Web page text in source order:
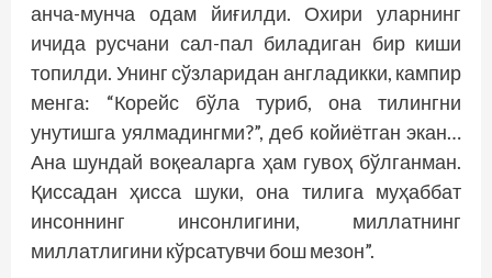
анча-мунча одам йиғилди. Охири уларнинг
ичида русчани сал-пал биладиган бир киши
топилди. Унинг сўзларидан анг­ладикки, кампир
менга: “Корейс бўла туриб, она тилингни
унутишга уялмадингми?”, деб койиётган экан…
Ана шундай воқеаларга ҳам гувоҳ бўлганман.
Қиссадан ҳисса шуки, она тилига муҳаббат
инсоннинг инсонлигини, миллатнинг
миллатлигини кўрсатувчи бош мезон”.